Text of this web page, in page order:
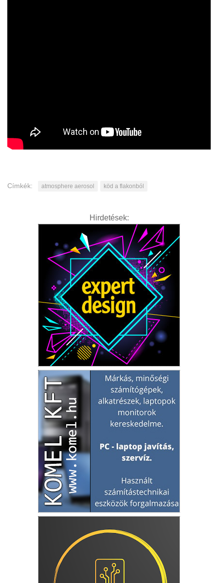
Címkék: atmosphere aerosol köd a flakonból
Hirdetések: